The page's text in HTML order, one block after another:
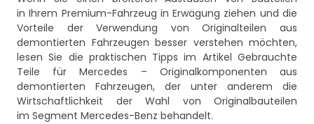
in Ihrem Premium-Fahrzeug in Erwägung ziehen und die
Vorteile der Verwendung von Originalteilen aus
demontierten Fahrzeugen besser verstehen möchten,
lesen Sie die praktischen Tipps im Artikel Gebrauchte
Teile für Mercedes – Originalkomponenten aus
demontierten Fahrzeugen, der unter anderem die
Wirtschaftlichkeit der Wahl von Originalbauteilen
im Segment Mercedes-Benz behandelt.